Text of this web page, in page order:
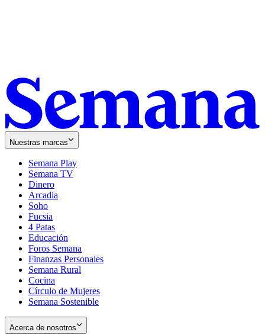
Nuestras marcas
Semana Play
Semana TV
Dinero
Arcadia
Soho
in
new
window
Fucsia
in
new
window
4 Patas
Educación
Foros Semana
Finanzas Personales
Semana Rural
Cocina
Círculo de Mujeres
Semana Sostenible
Acerca de nosotros